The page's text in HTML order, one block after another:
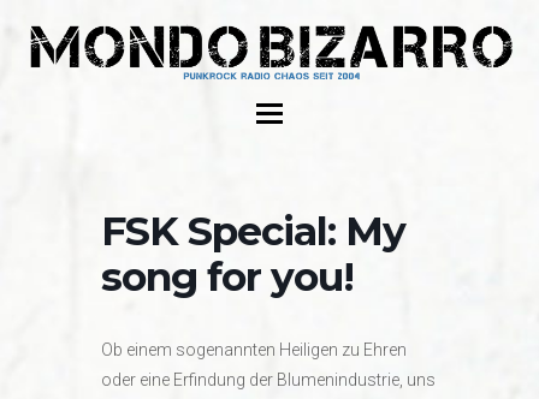
FSK Special: My
song for you!
Ob einem sogenannten Heiligen zu Ehren
oder eine Erfindung der Blumenindustrie, uns